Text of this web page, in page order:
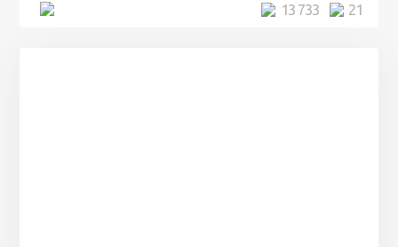
21
13 733